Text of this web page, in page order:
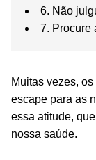
6. Não
7. Procure
Muitas vezes,
escape para as
essa atitude,
nossa saúde.